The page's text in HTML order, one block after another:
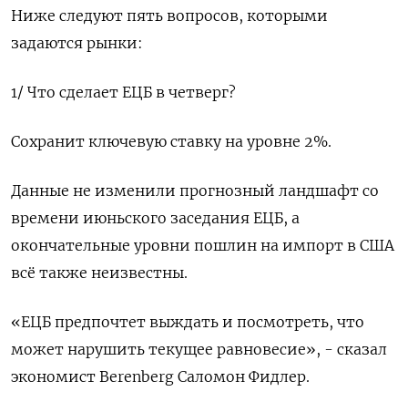
Ниже следуют пять вопросов, которыми
задаются рынки:
1/ Что сделает ЕЦБ в четверг?
Сохранит ключевую ставку на уровне 2%.
Данные не изменили прогнозный ландшафт со
времени июньского заседания ЕЦБ, а
окончательные уровни пошлин на импорт в США
всё также неизвестны.
«ЕЦБ предпочтет выждать и посмотреть, что
может нарушить текущее равновесие», - сказал
экономист Berenberg Саломон Фидлер.